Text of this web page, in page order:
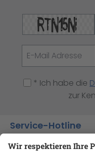
* Ich habe die
zur
Service-Hotline